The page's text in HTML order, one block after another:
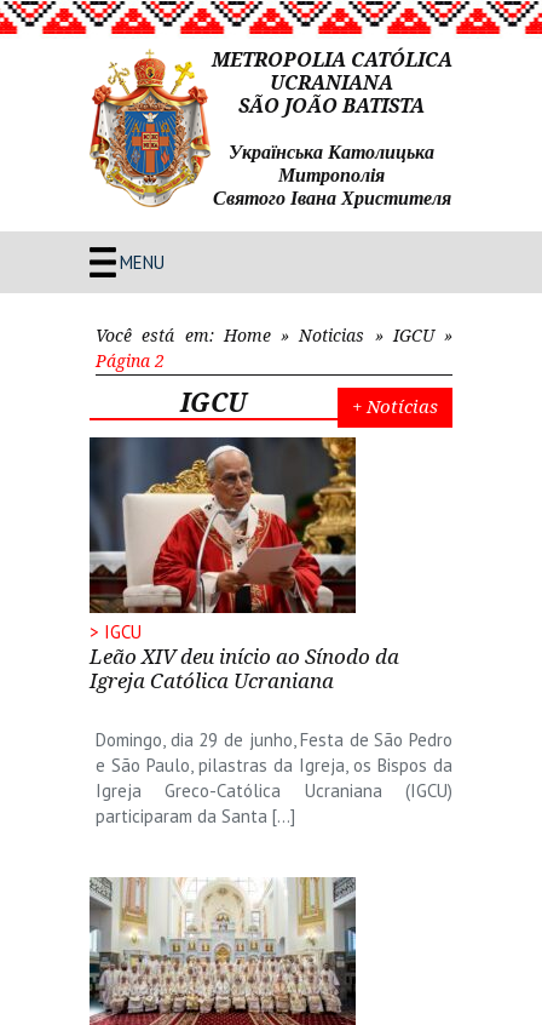
METROPOLIA CATÓLICA
UCRANIANA
SÃO JOÃO BATISTA
Українська Католицька
Митрополія
Святого Івана Христителя
MENU
Você está em: Home» Noticias » IGCU»
Página 2
IGCU + Notícias
> IGCU
Leão XIV deu início ao Sínodo da
Igreja Católica Ucraniana
Domingo, dia 29 de junho, Festa de São Pedro
e São Paulo, pilastras da Igreja, os Bispos da
Igreja Greco-Católica Ucraniana (IGCU)
participaram da Santa […]